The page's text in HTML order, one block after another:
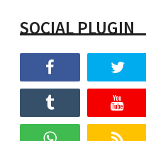
SOCIAL PLUGIN